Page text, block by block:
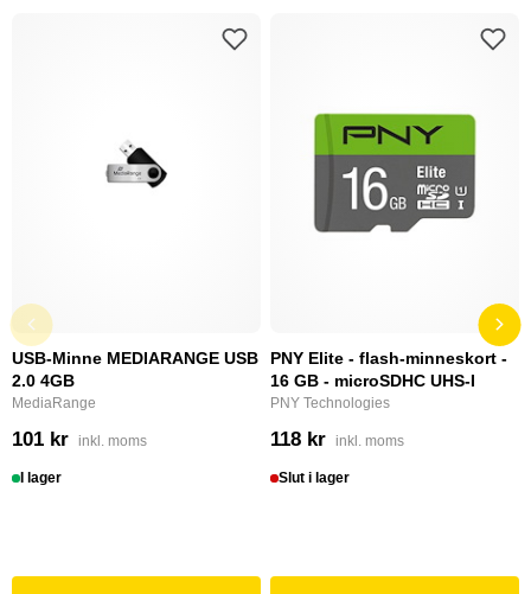
USB-Minne MEDIARANGE USB
2.0 4GB
MediaRange
101 kr inkl. moms
I lager
PNY Elite - flash-minneskort -
16 GB - microSDHC UHS-I
PNY Technologies
118 kr inkl. moms
Slut i lager